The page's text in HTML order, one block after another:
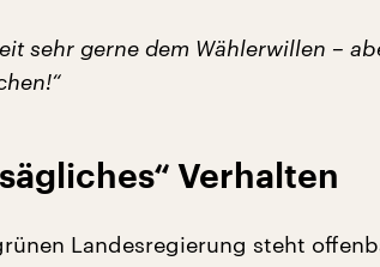
sehr gerne dem Wählerwillen –
Verhalten
Landesregierung steht